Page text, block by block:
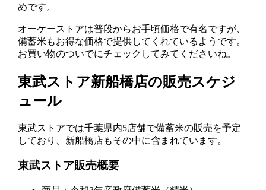
めです。
オーケーストアは普段からお手頃価格で有名ですが、
備蓄米もお得な価格で提供してくれているようです。
お買い物のついでにチェックしてみてくださいね。
東武ストア新船橋店の販売スケジ
ュール
東武ストアでは千葉県内5店舗で備蓄米の販売を予定
しており、新船橋店もその中に含まれています。
東武ストア販売概要